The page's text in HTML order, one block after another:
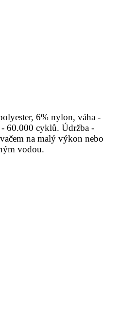
6% nylon, váha -
60.000 cyklů. Údržba -
na malý výkon nebo
vodou.